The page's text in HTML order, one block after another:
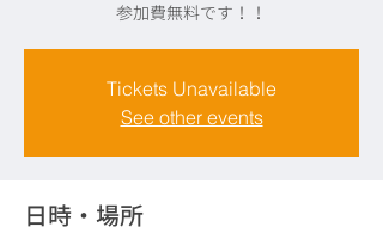
参加費無料です！！
Tickets Unavailable
See other events
日時・場所